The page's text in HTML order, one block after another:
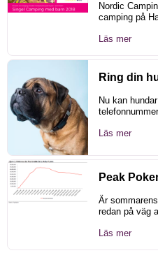
Nordic
camping på
Läs mer
Ring din
Nu kan
Läs mer
Peak
Är
redan på väg
Läs mer